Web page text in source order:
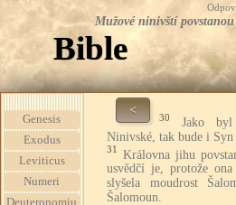
Mužové ninivští
Bible
Genesis
Exodus
Leviticus
Numeri
Deuteronomiu
<
30
Jako byl
Ninivské, tak bude i
31 Královna jihu
usvědčí je, protože
slyšela moudrost
Šalomoun.